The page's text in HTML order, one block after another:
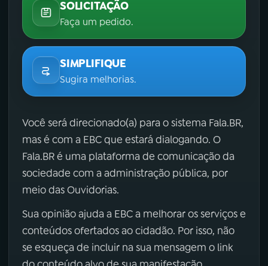
SOLICITAÇÃO
Faça um pedido.
SIMPLIFIQUE
Sugira melhorias.
Você será direcionado(a) para o sistema Fala.BR,
mas é com a EBC que estará dialogando. O
Fala.BR é uma plataforma de comunicação da
sociedade com a administração pública, por
meio das Ouvidorias.
Sua opinião ajuda a EBC a melhorar os serviços e
conteúdos ofertados ao cidadão. Por isso, não
se esqueça de incluir na sua mensagem o link